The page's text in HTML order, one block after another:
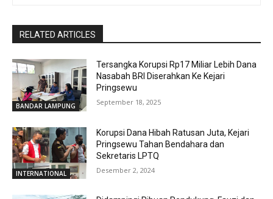
RELATED ARTICLES
BANDAR LAMPUNG
Tersangka Korupsi Rp17 Miliar Lebih Dana
Nasabah BRI Diserahkan Ke Kejari
Pringsewu
September 18, 2025
INTERNATIONAL
Korupsi Dana Hibah Ratusan Juta, Kejari
Pringsewu Tahan Bendahara dan
Sekretaris LPTQ
Desember 2, 2024